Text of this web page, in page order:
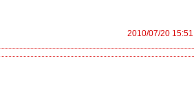
2010/07/20 15:51